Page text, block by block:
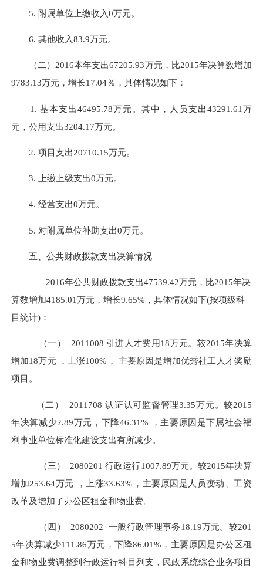
5. 附属单位上缴收入0万元。
6. 其他收入83.9万元。
（二）2016本年支出67205.93万元，比2015年决算数增加
9783.13万元，增长17.04％ ， 具体情况如下：
1. 基本支出46495.78万元。其中，人员支出43291.61万
元，公用支出3204.17万元。
2. 项目支出20710.15万元。
3. 上缴上级支出0万元。
4. 经营支出0万元。
5. 对附属单位补助支出0万元。
五、公共财政拨款支出决算情况
2016年公共财政拨款支出47539.42万元，比2015年决
算数增加4185.01万元，增长9.65%，具体情况如下(按项级科
目统计)：
（一） 2011008 引进人才费用18万元。较2015年决算
增加18万元 ，上涨100%， 主要原因是增加优秀社工人才奖励
项目。
（二） 2011708认证认可监督管理3.35万元。较2015
年决算减少2.89万元，下降46.31% ，主要原因是下属社会福
利事业单位标准化建设支出有所减少。
（三） 2080201行政运行1007.89万元。较2015年决算
增加253.64万元 ，上涨33.63%，主要原因是人员变动、工资
改革及增加了办公区租金和物业费。
（四） 2080202一般行政管理事务18.19万元。较201
5年决算减少111.86万元，下降86.01%，主要原因是办公区租
金和物业费调整到行政运行科目列支，民政系统综合业务项目